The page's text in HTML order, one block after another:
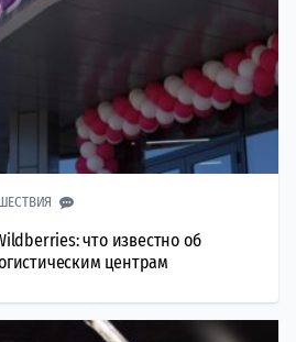
что известно об
центрам